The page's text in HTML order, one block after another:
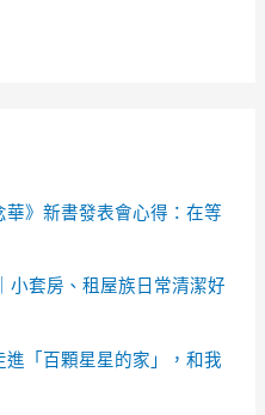
華》新書發表會心得：在等
小套房、租屋族日常清潔好
「百顆星星的家」，和我